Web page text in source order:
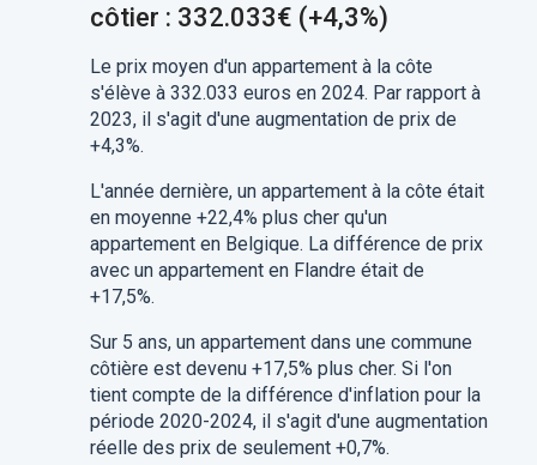
côtier : 332.033€ (+4,3%)
Le prix moyen d'un appartement à la côte
s'élève à 332.033 euros en 2024. Par rapport à
2023, il s'agit d'une augmentation de prix de
+4,3%.
L'année dernière, un appartement à la côte était
en moyenne +22,4% plus cher qu'un
appartement en Belgique. La différence de prix
avec un appartement en Flandre était de
+17,5%.
Sur 5 ans, un appartement dans une commune
côtière est devenu +17,5% plus cher. Si l'on
tient compte de la différence d'inflation pour la
période 2020-2024, il s'agit d'une augmentation
réelle des prix de seulement +0,7%.